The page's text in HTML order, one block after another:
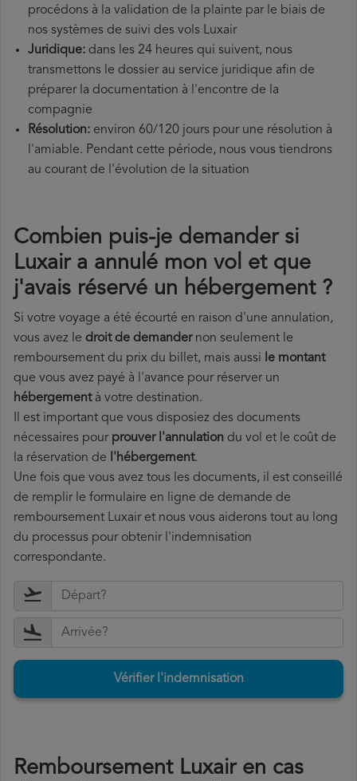
procédons à la validation de la plainte par le biais de
nos systèmes de suivi des vols Luxair
Juridique: dans les 24 heures qui suivent, nous
transmettons le dossier au service juridique afin de
préparer la documentation à l'encontre de la
compagnie
Résolution: environ 60/120 jours pour une résolution à
l'amiable. Pendant cette période, nous vous tiendrons
au courant de l'évolution de la situation
Combien puis-je demander si
Luxair a annulé mon vol et que
j'avais réservé un hébergement ?
Si votre voyage a été écourté en raison d'une annulation,
vous avez le droit de demandernon seulement le
remboursement du prix du billet, mais aussi le montant
que vous avez payé à l'avance pour réserver un
hébergementà votre destination.
Il est important que vous disposiez des documents
nécessaires pour prouver l'annulation du vol et le coût de
la réservation de l'hébergement.
Une fois que vous avez tous les documents, il est conseillé
de remplir le formulaire en ligne de demande de
remboursement Luxair et nous vous aiderons tout au long
du processus pour obtenir l'indemnisation
correspondante.
Vérifier l'indemnisation
Remboursement Luxair en cas